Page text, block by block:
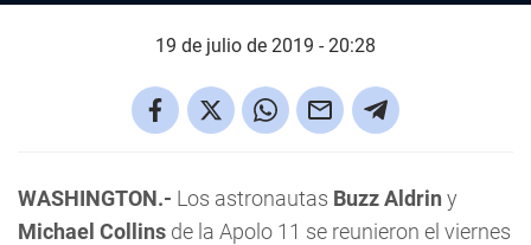
19 de julio de 2019 - 20:28
WASHINGTON.- Los astronautas Buzz Aldrin y
Michael Collins de la Apolo 11 se reunieron el viernes